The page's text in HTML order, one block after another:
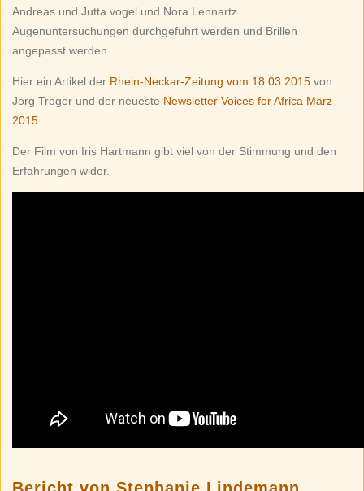
Andreas und Jutta vogel und Nora Lennartz
Augenuntersuchungen durchgeführt werden und Brillen
angepasst werden.
Hier ein Artikel der Rhein-Neckar-Zeitung vom 18.03.2015 von
Jörg Tröger und der neueste Newsletter Voices for Africa März
2015
Der Film von Iris Hartmann gibt viel von der Stimmung und den
Erfahrungen wider.